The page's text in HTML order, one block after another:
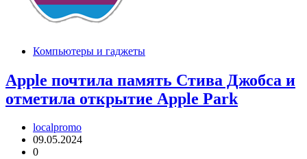
Компьютеры и гаджеты
Apple почтила память Стива Джобса и
отметила открытие Apple Park
localpromo
09.05.2024
0